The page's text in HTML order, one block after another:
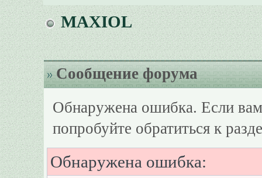
MAXIOL
Сообщение форума
Обнаружена ошибка. Если
попробуйте обратиться к
Обнаружена ошибка: